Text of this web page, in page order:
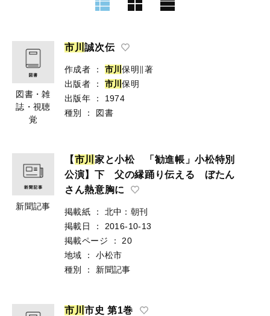
図書・雑
誌・視聴
覚
市 川誠次伝
作成者 ： 市川保明∥著
出版者
： 市川保明
出版年
：
1974
種別
： 図書
新聞記事
【市川 家と小松 「勧進帳」小松特別
公演】下 父の縁踊り伝える ぼたん
さん熱意胸に
掲載紙 ：
北中：朝刊
掲載日
：
2016-10-13
掲載ページ
：
20
地域
：
小松市
種別
： 新聞記事
市 川市史 第1巻